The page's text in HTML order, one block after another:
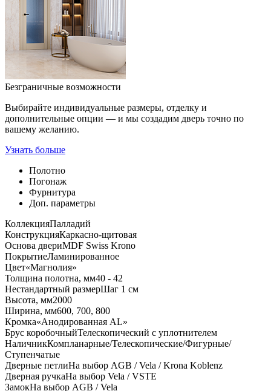
Безграничные возможности
Выбирайте индивидуальные размеры, отделку и
дополнительные опции — и мы создадим дверь точно по
вашему желанию.
Узнать больше
Полотно
Погонаж
Фурнитура
Доп. параметры
КоллекцияПалладий
КонструкцияКаркасно-щитовая
Основа двериMDF Swiss Krono
ПокрытиеЛаминированное
Цвет«Магнолия»
Толщина полотна, мм40 - 42
Нестандартный размерШаг 1 см
Высота, мм2000
Ширина, мм600, 700, 800
Кромка«Анодированная AL»
Брус коробочныйТелескопический с уплотнителем
НаличникКомпланарные/Телескопические/Фигурные/
Ступенчатые
Дверные петлиНа выбор AGB / Vela / Krona Koblenz
Дверная ручкаНа выбор Vela / VSTE
ЗамокНа выбор AGB / Vela